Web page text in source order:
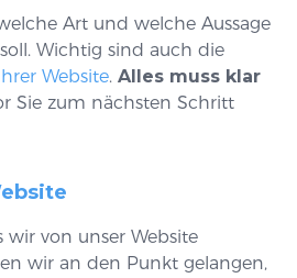
Art und welche Aussage
Wichtig sind auch die
Website. Alles muss klar
Sie zum nächsten Schritt
wir von unser Website
wir an den Punkt gelangen,